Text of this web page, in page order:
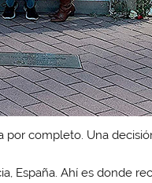
completo. Una
España. Ahí es donde